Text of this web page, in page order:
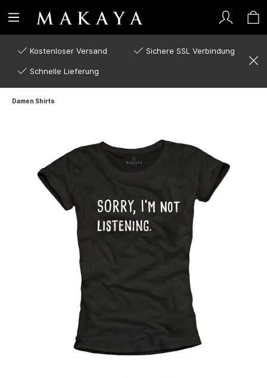
Kostenloser Versand Sichere SSL Verbindung
Schnelle Lieferung
Damen Shirts